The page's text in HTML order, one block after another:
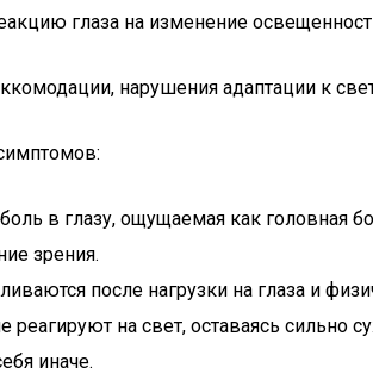
глаза на изменение
нарушения адаптации к
в глазу, ощущаемая как головная
зрения.
после нагрузки на глаза и
реагируют на свет, оставаясь
иначе.